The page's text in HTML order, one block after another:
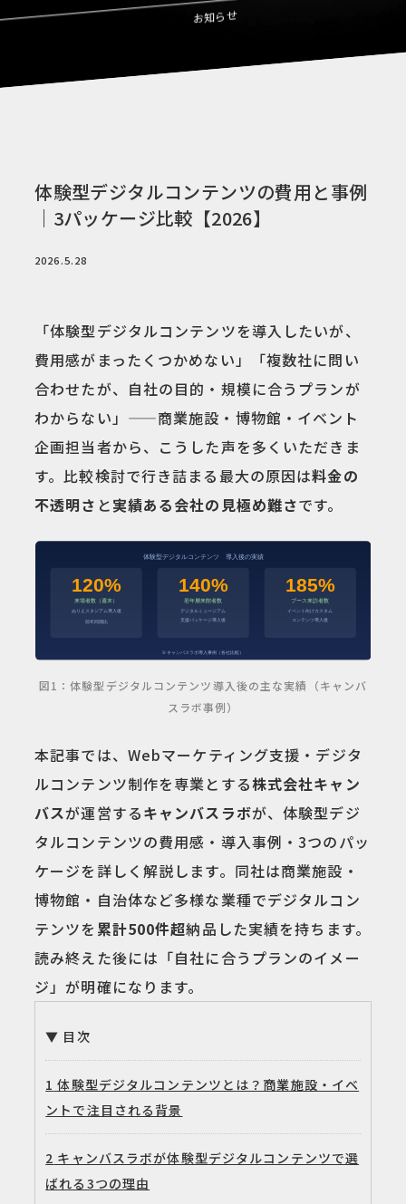
お知らせ
体験型デジタルコンテンツの費用と事例
｜3パッケージ比較【2026】
2026.5.28
「体験型デジタルコンテンツを導入したいが、
費用感がまったくつかめない」「複数社に問い
合わせたが、自社の目的・規模に合うプランが
わからない」——商業施設・博物館・イベント
企画担当者から、こうした声を多くいただきま
す。比較検討で行き詰まる最大の原因は料金の
不透明さ と実績ある会社の見極め難さです。
図1：体験型デジタルコンテンツ導入後の主な実績（キャンバ
スラボ事例）
本記事では、Webマーケティング支援・デジタ
ルコンテンツ制作を専業とする株式会社キャン
バスが運営するキャンバスラボが、体験型デジ
タルコンテンツの費用感・導入事例・3つのパッ
ケージを詳しく解説します。同社は商業施設・
博物館・自治体など多様な業種でデジタルコン
テンツを 累計500件超納品した実績を持ちます。
読み終えた後には「自社に合うプランのイメー
ジ」が明確になります。
目次
1 体験型デジタルコンテンツとは？商業施設・イベ
ントで注目される背景
2 キャンバスラボが体験型デジタルコンテンツで選
ばれる3つの理由